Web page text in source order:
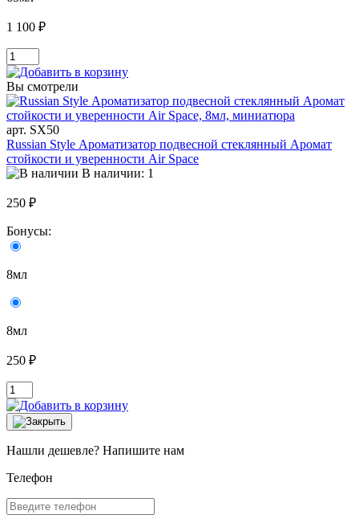
1 100 ₽
Вы смотрели
арт. SX50
Russian Style Ароматизатор подвесной стеклянный Аромат
стойкости и уверенности Air Space
В наличии: 1
250 ₽
Бонусы:
8мл
8мл
250 ₽
Нашли дешевле? Напишите нам
Телефон